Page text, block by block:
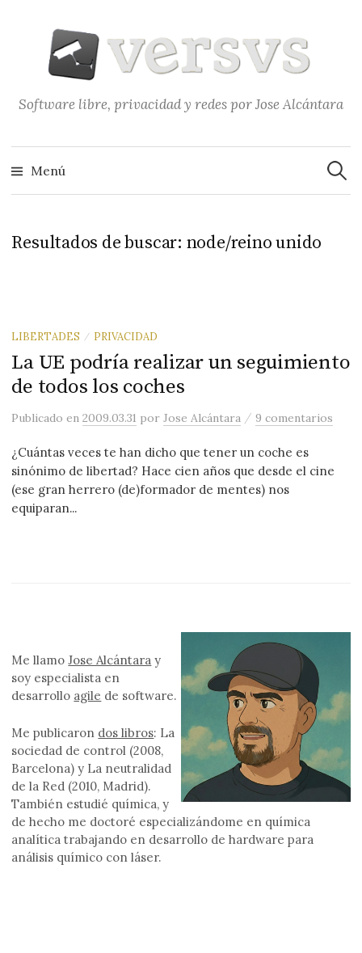
contenido
Software libre, privacidad y redes por Jose Alcántara
Menú
Resultados de buscar: node/reino unido
LIBERTADES / PRIVACIDAD
La UE podría realizar un seguimiento
de todos los coches
Publicadoen2009.03.31 porJose Alcántara /9 comentarios
¿Cuántas veces te han dicho que tener un coche es
sinónimo de libertad? Hace cien años que desde el cine
(ese gran herrero (de)formador de mentes) nos
equiparan...
Me llamoJose Alcántara y
soy especialista en
desarrollo agile de software.
Me publicaron dos libros: La
sociedad de control (2008,
Barcelona) y La neutralidad
de la Red (2010, Madrid).
También estudié química, y
de hecho me doctoré especializándome en química
analítica trabajando en desarrollo de hardware para
análisis químico con láser.